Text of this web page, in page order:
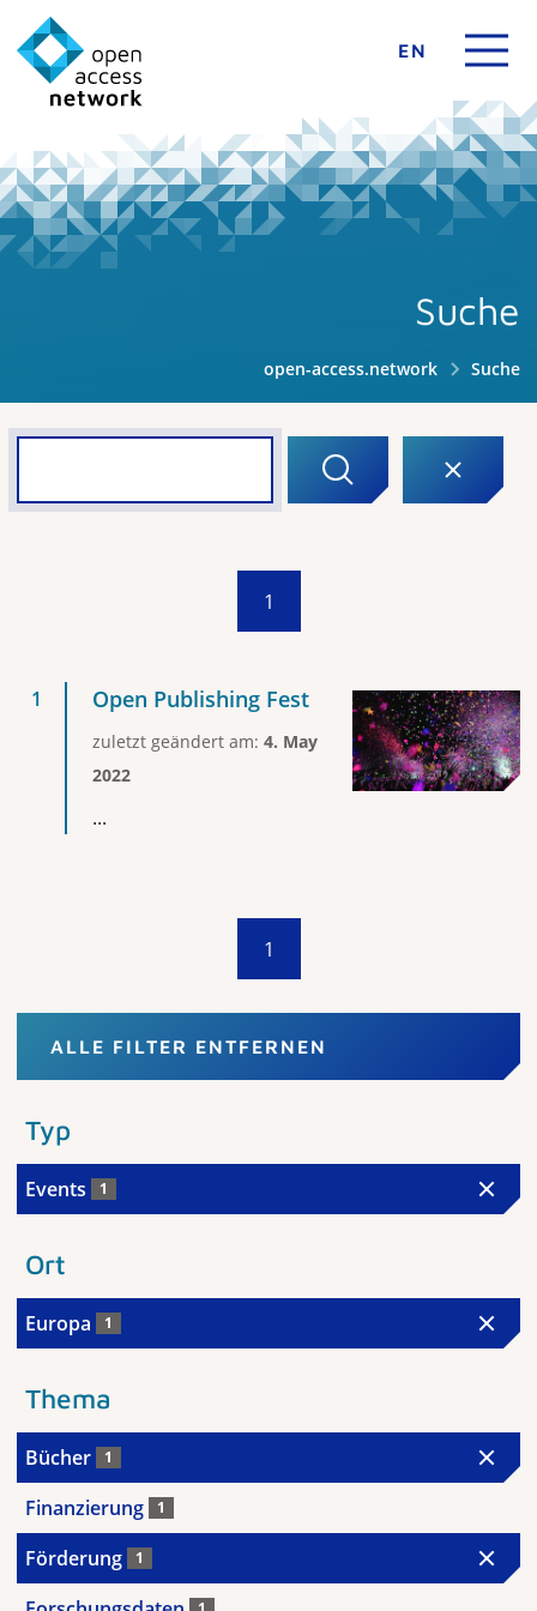
EN
Suche
open-access.network Suche
1
Open Publishing Fest
zuletzt geändert am: 4. May
2022
...
1
ALLE FILTER ENTFERNEN
Typ
Events 1
Ort
Europa 1
Thema
Bücher 1
Finanzierung 1
Förderung 1